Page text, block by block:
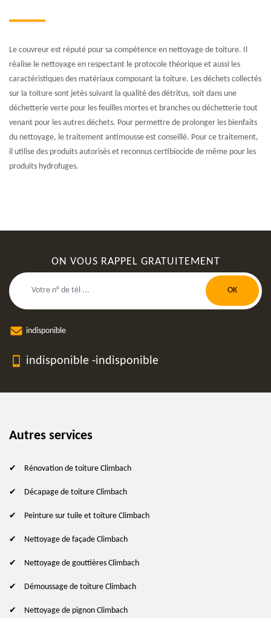
Le couvreur est réputé pour sa compétence en nettoyage de toiture. Il
réalise le nettoyage en respectant le protocole théorique et aussi les
caractéristiques des matériaux composant la toiture. Les déchets collectés
sur la toiture sont jetés suivant la qualité des détritus, soit dans une
déchetterie verte pour les feuilles mortes et branches ou déchetterie tout
venant pour les autres déchets. Pour permettre de prolonger les bienfaits
du nettoyage, le traitement antimousse est conseillé. Pour ce traitement,
il utilise des produits autorisés et reconnus certibiocide de même pour les
produits hydrofuges.
ON VOUS RAPPEL GRATUITEMENT
indisponible
indisponible -indisponible
Autres services
Rénovation de toiture Climbach
Décapage de toiture Climbach
Peinture sur tuile et toiture Climbach
Nettoyage de façade Climbach
Nettoyage de gouttières Climbach
Démoussage de toiture Climbach
Nettoyage de pignon Climbach